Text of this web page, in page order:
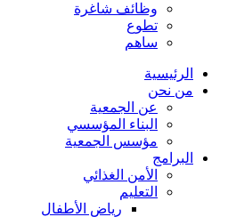
وظائف شاغرة
تطوع
ساهم
الرئيسية
من نحن
عن الجمعية
البناء المؤسسي
مؤسس الجمعية
البرامج
الأمن الغذائي
التعليم
رياض الأطفال